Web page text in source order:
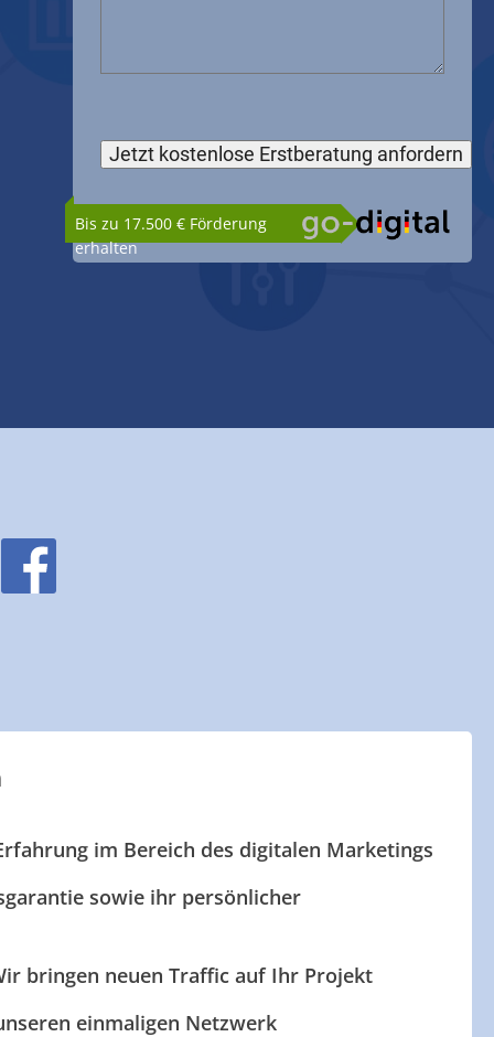
Bis zu 17.500 € Förderung
erhalten
im Bereich des digitalen Marketings
sowie ihr persönlicher
bringen neuen Traffic auf Ihr Projekt
einmaligen Netzwerk